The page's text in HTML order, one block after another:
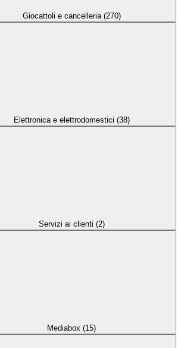
Giocattoli e cancelleria (270)
Elettronica e elettrodomestici (38)
Servizi ai clienti (2)
Mediabox (15)